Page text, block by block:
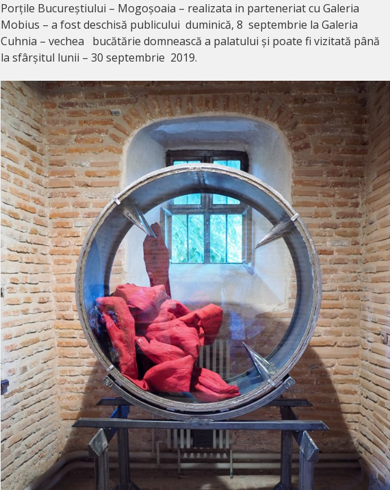
Porțile Bucureștiului – Mogoșoaia – realizata in parteneriat cu Galeria
Mobius – a fost deschisă publicului duminică, 8 septembrie la Galeria
Cuhnia – vechea bucătărie domnească a palatului și poate fi vizitată până
la sfârșitul lunii – 30 septembrie 2019.